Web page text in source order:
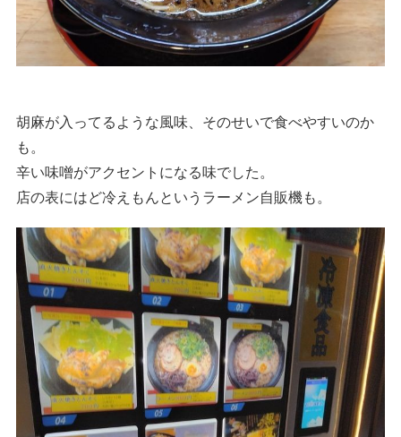
胡麻が入ってるような風味、そのせいで食べやすいのか
も。
辛い味噌がアクセントになる味でした。
店の表にはど冷えもんというラーメン自販機も。